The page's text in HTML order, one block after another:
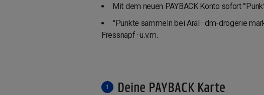
Mit dem neuen PAYBACK Konto sofort
°Punkte sammeln bei Aral · dm-drogerie markt
Fressnapf · u.v.m.
1 Deine PAYBACK Karte